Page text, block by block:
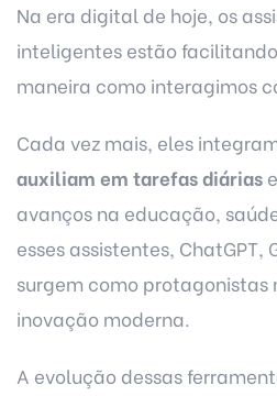
Na era digital de hoje, os
inteligentes estão
maneira como interagimos
Cada vez mais, eles
auxiliam em tarefas diárias
avanços na educação,
esses assistentes, ChatGPT,
surgem como protagonistas
inovação moderna.
A evolução dessas